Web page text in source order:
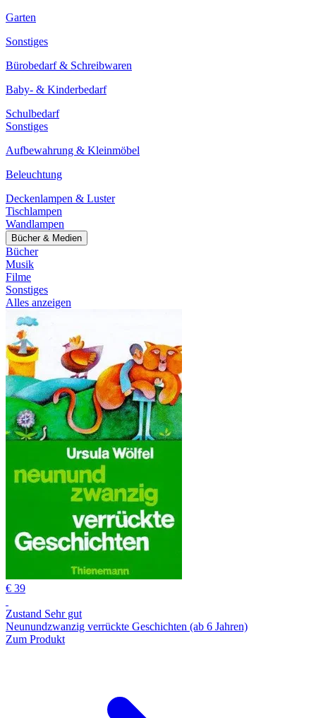
Garten
Sonstiges
Bürobedarf & Schreibwaren
Baby- & Kinderbedarf
Schulbedarf
Sonstiges
Aufbewahrung & Kleinmöbel
Beleuchtung
Deckenlampen & Luster
Tischlampen
Wandlampen
Bücher & Medien
Bücher
Musik
Filme
Sonstiges
Alles anzeigen
€ 39
Zustand Sehr gut
Neunundzwanzig verrückte Geschichten (ab 6 Jahren)
Zum Produkt